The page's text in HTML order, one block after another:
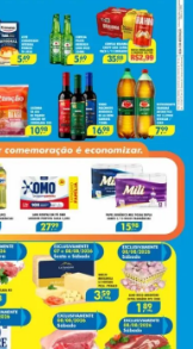
Next
Estudante É Agredida Por Mulher Em Situação De Rua Em Londrina
(43) 991545950